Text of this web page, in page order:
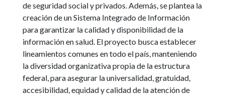
de seguridad social y privados. Además, se plantea la
creación de un Sistema Integrado de Información
para garantizar la calidad y disponibilidad de la
información en salud. El proyecto busca establecer
lineamientos comunes en todo el país, manteniendo
la diversidad organizativa propia de la estructura
federal, para asegurar la universalidad, gratuidad,
accesibilidad, equidad y calidad de la atención de